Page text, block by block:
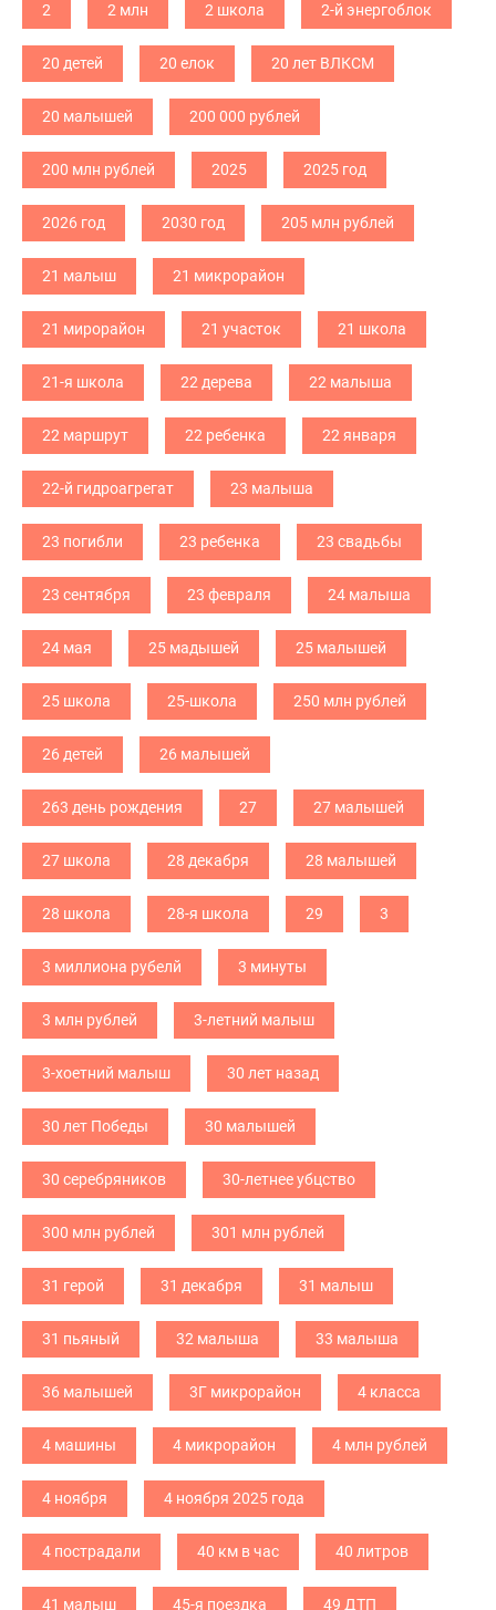
2 2 млн 2 школа 2-й энергоблок
20 детей 20 елок 20 лет ВЛКСМ
20 малышей 200 000 рублей
200 млн рублей 2025 2025 год
2026 год 2030 год 205 млн рублей
21 малыш 21 микрорайон
21 мирорайон 21 участок 21 школа
21-я школа 22 дерева 22 малыша
22 маршрут 22 ребенка 22 января
22-й гидроагрегат 23 малыша
23 погибли 23 ребенка 23 свадьбы
23 сентября 23 февраля 24 малыша
24 мая 25 мадышей 25 малышей
25 школа 25-школа 250 млн рублей
26 детей 26 малышей
263 день рождения 27 27 малышей
27 школа 28 декабря 28 малышей
28 школа 28-я школа 29 3
3 миллиона рубелй 3 минуты
3 млн рублей 3-летний малыш
3-хоетний малыш 30 лет назад
30 лет Победы 30 малышей
30 серебряников 30-летнее убцство
300 млн рублей 301 млн рублей
31 герой 31 декабря 31 малыш
31 пьяный 32 малыша 33 малыша
36 малышей 3Г микрорайон 4 класса
4 машины 4 микрорайон 4 млн рублей
4 ноября 4 ноября 2025 года
4 пострадали 40 км в час 40 литров
41 малыш 45-я поездка 49 ДТП